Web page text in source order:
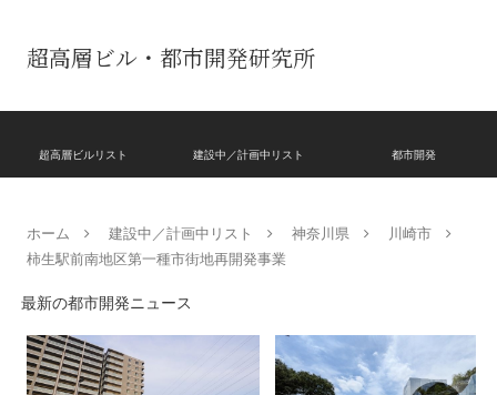
超高層ビル・都市開発研究所
超高層ビルリスト 建設中／計画中リスト 都市開発
ホーム 建設中／計画中リスト 神奈川県
川崎市
柿生駅前南地区第一種市街地再開発事業
最新の都市開発ニュース